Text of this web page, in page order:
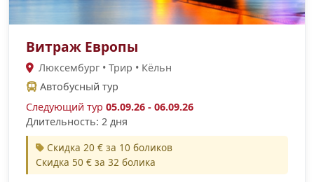
Витраж Европы
Люксембург • Трир • Кёльн
Автобусный тур
Следующий тур 05.09.26 - 06.09.26
Длительность: 2 дня
Скидка 20 € за 10 боликов
Скидка 50 € за 32 болика